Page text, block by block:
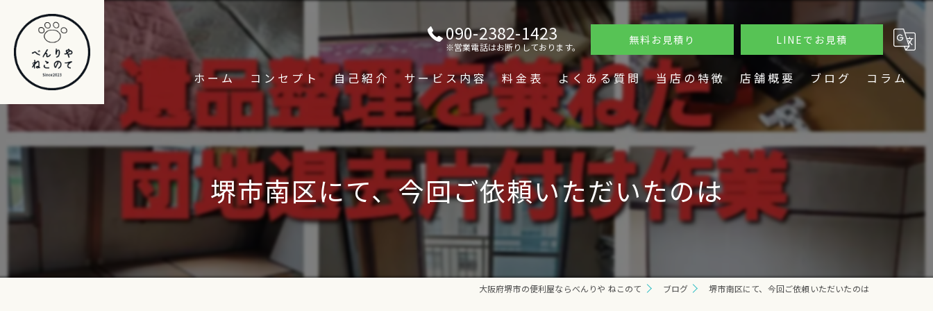
090-2382-1423
※営業電話はお断りしております。 無料お見積り LINEでお見積
ホーム コンセプト 自己紹介 サービス内容 料金表 よくある質問 当店の特徴
片付け
不用品回収
遺品整理
草刈り
店舗概要 ブログ コラム
堺市南区にて、今回ご依頼いただいたのは
大阪府堺市の便利屋ならべんりや ねこのて ブログ 堺市南区にて、今回ご依頼いただいたのは